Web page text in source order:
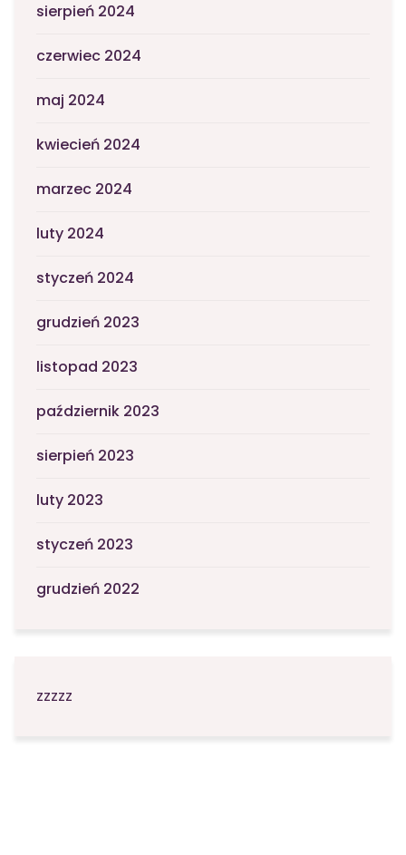
sierpień 2024
czerwiec 2024
maj 2024
kwiecień 2024
marzec 2024
luty 2024
styczeń 2024
grudzień 2023
listopad 2023
październik 2023
sierpień 2023
luty 2023
styczeń 2023
grudzień 2022
zzzzz